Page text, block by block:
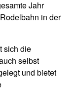
Jahr
in der
sich die
selbst
und bietet